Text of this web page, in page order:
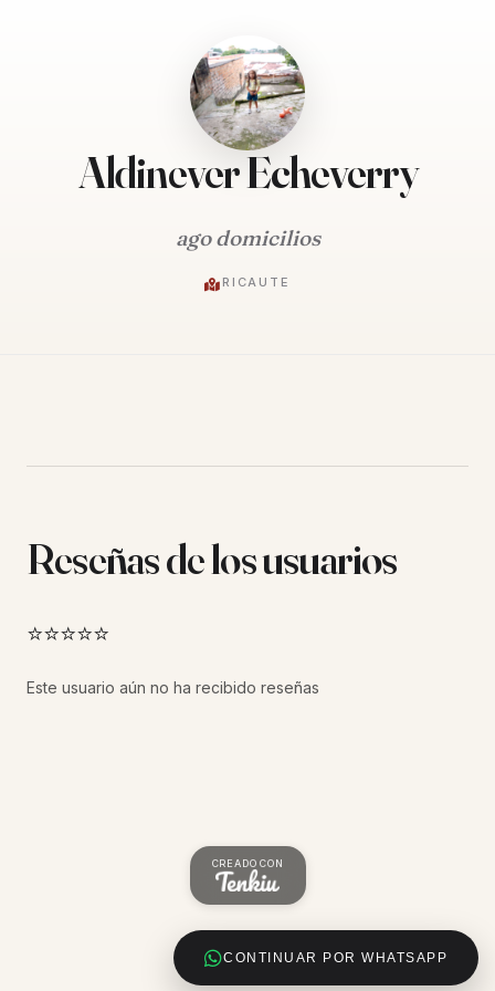
Aldinever Echeverry
ago domicilios
RICAUTE
CONTINUAR POR WHATSAPP
Reseñas de los usuarios
⭐⭐⭐⭐⭐
Este usuario aún no ha recibido reseñas
CREADO CON